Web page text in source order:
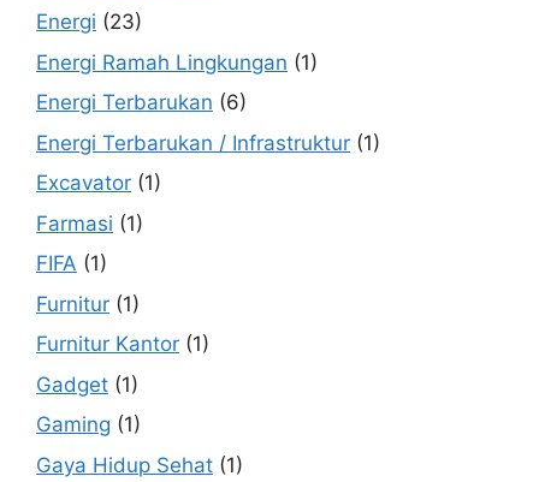
Energi (23)
Energi Ramah Lingkungan (1)
Energi Terbarukan (6)
Energi Terbarukan / Infrastruktur (1)
Excavator (1)
Farmasi (1)
FIFA (1)
Furnitur (1)
Furnitur Kantor (1)
Gadget (1)
Gaming (1)
Gaya Hidup Sehat (1)